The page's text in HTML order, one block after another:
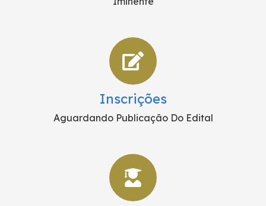
Inscrições
Aguardando Publicação Do Edital